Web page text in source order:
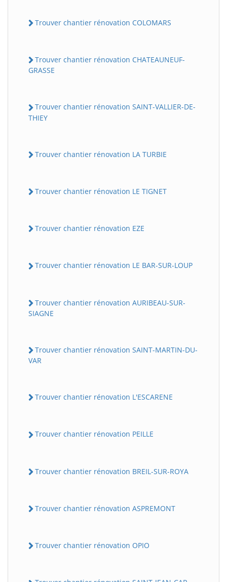
Trouver chantier rénovation COLOMARS
Trouver chantier rénovation CHATEAUNEUF-
GRASSE
Trouver chantier rénovation SAINT-VALLIER-DE-
THIEY
Trouver chantier rénovation LA TURBIE
Trouver chantier rénovation LE TIGNET
Trouver chantier rénovation EZE
Trouver chantier rénovation LE BAR-SUR-LOUP
Trouver chantier rénovation AURIBEAU-SUR-
SIAGNE
Trouver chantier rénovation SAINT-MARTIN-DU-
VAR
Trouver chantier rénovation L'ESCARENE
Trouver chantier rénovation PEILLE
Trouver chantier rénovation BREIL-SUR-ROYA
Trouver chantier rénovation ASPREMONT
Trouver chantier rénovation OPIO